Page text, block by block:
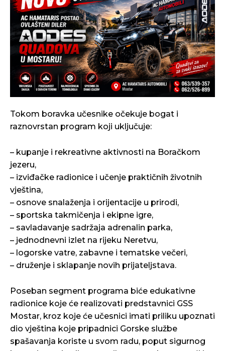
Tokom boravka učesnike očekuje bogat i
raznovrstan program koji uključuje:
– kupanje i rekreativne aktivnosti na Boračkom
jezeru,
– izviđačke radionice i učenje praktičnih životnih
vještina,
– osnove snalaženja i orijentacije u prirodi,
– sportska takmičenja i ekipne igre,
– savladavanje sadržaja adrenalin parka,
– jednodnevni izlet na rijeku Neretvu,
– logorske vatre, zabavne i tematske večeri,
– druženje i sklapanje novih prijateljstava.
Poseban segment programa biće edukativne
radionice koje će realizovati predstavnici GSS
Mostar, kroz koje će učesnici imati priliku upoznati
dio vještina koje pripadnici Gorske službe
spašavanja koriste u svom radu, poput sigurnog